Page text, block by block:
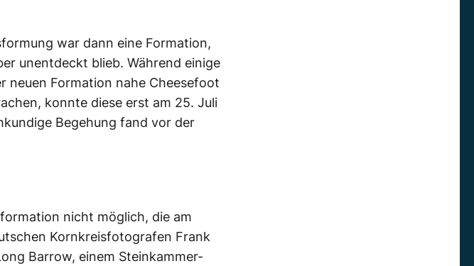
war dann eine Formation,
unentdeckt blieb. Während einige
neuen Formation nahe Cheesefoot
konnte diese erst am 25. Juli
Begehung fand vor der
nicht möglich, die am
Kornkreisfotografen Frank
Barrow, einem Steinkammer-